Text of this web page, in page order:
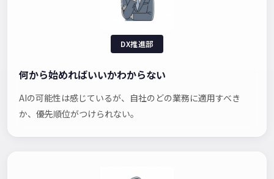
DX推進部
何から始めればいいかわからない
AIの可能性は感じているが、自社のどの業務に適用すべき
か、優先順位がつけられない。